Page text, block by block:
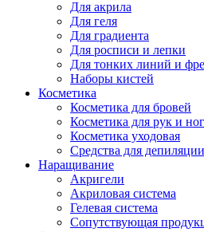
Для акрила
Для геля
Для градиента
Для росписи и лепки
Для тонких линий и
Наборы кистей
Косметика
Косметика для бровей
Косметика для рук и ног
Косметика уходовая
Средства для депиляции
Наращивание
Акригели
Акриловая система
Гелевая система
Сопутствующая